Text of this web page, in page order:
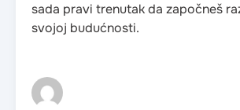
sada pravi trenutak da započneš
svojoj budućnosti.